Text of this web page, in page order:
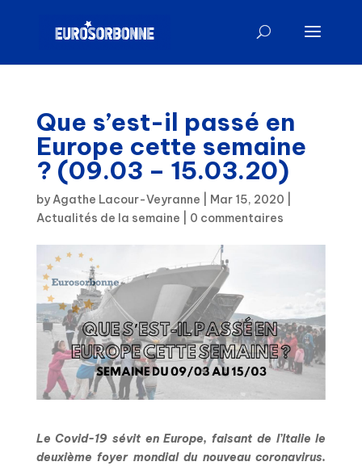
Que s’est-il passé en
Europe cette semaine
? (09.03 – 15.03.20)
byAgathe Lacour-Veyranne Mar 15, 2020
Actualités de la semaine
0 commentaires
Le Covid-19 sévit en Europe, faisant de l’Italie le
deuxième foyer mondial du nouveau coronavirus.